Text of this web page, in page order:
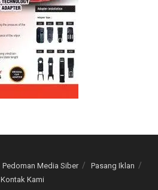
Pedoman Media Siber
Pasang Iklan
Kontak Kami